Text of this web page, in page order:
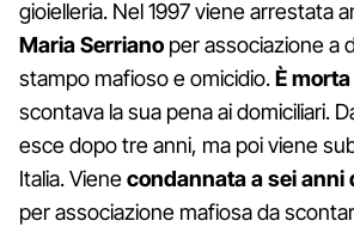
gioielleria. Nel 1997 viene arrestata
Maria Serriano per associazione a
stampo mafioso e omicidio.È
scontava la sua pena ai domiciliari.
esce dopo tre anni, ma poi viene
Italia. Vienecondannata a sei anni
per associazione mafiosa da